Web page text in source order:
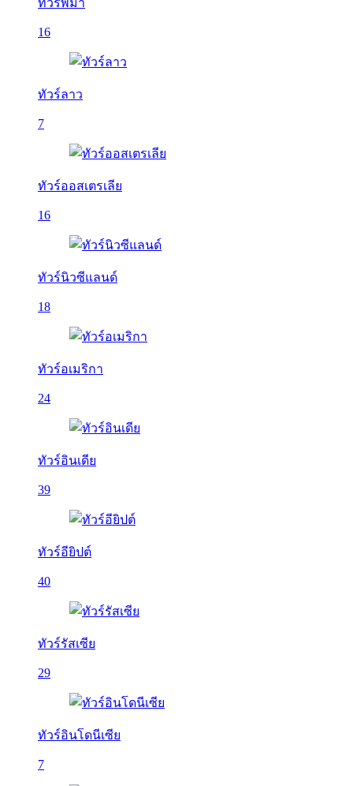
ทัวร์พม่า
16
ทัวร์ลาว
7
ทัวร์ออสเตรเลีย
16
ทัวร์นิวซีแลนด์
18
ทัวร์อเมริกา
24
ทัวร์อินเดีย
39
ทัวร์อียิปต์
40
ทัวร์รัสเซีย
29
ทัวร์อินโดนีเซีย
7